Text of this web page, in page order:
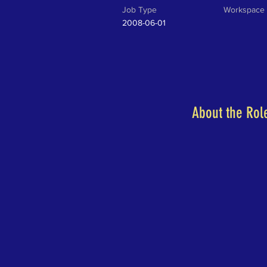
Job Type
2008-06-01
Workspace
About the